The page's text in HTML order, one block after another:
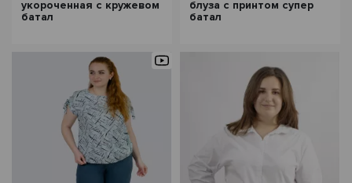
укороченная с кружевом
батал
блуза с принтом супер
батал